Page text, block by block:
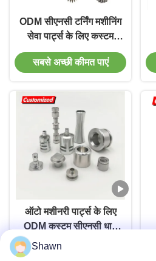
ODM सीएनसी टर्निंग मशीनिंग
सेवा पार्ट्स के लिए कस्टम
सटीक धातु प्रसंस्करण
सबसे अच्छी कीमत पाएं
ऑटो मशीनरी पार्ट्स के लिए
ODM कस्टम सीएनसी धातु
सबसे अच्छी कीमत पाएं
Shawn